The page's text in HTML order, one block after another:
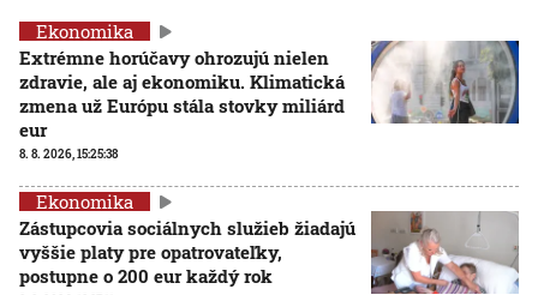
Ekonomika
Extrémne horúčavy ohrozujú nielen
zdravie, ale aj ekonomiku. Klimatická
zmena už Európu stála stovky miliárd
eur
8. 8. 2026, 15:25:38
Ekonomika
Zástupcovia sociálnych služieb žiadajú
vyššie platy pre opatrovateľky,
postupne o 200 eur každý rok